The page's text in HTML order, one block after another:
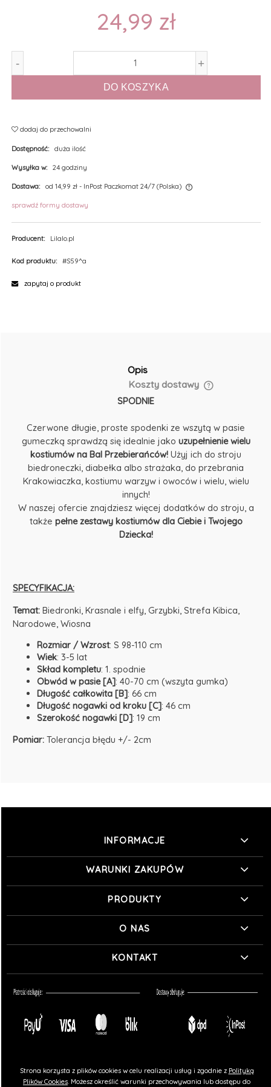
Strona korzysta z plików cookies w celu realizacji usług i zgodnie z Polityką
Plików Cookies . Możesz określić warunki przechowywania lub dostępu do
24,99 zł
- +
DO KOSZYKA
dodaj do przechowalni
Dostępność: duża ilość
Wysyłka w: 24 godziny
Dostawa: od 14,99 zł - InPost Paczkomat 24/7 (Polska)
sprawdź formy dostawy
Producent: Lilalo.pl
Kod produktu: #S59^a
zapytaj o produkt
Opis
Koszty dostawy
SPODNIE
Czerwone długie, proste spodenki ze wszytą w pasie
gumeczką sprawdzą się idealnie jako uzupełnienie wielu
kostiumów na Bal Przebierańców! Użyj ich do stroju
biedroneczki, diabełka albo strażaka, do przebrania
Krakowiaczka, kostiumu warzyw i owoców i wielu, wielu
innych!
W naszej ofercie znajdziesz więcej dodatków do stroju, a
także pełne zestawy kostiumów dla Ciebie i Twojego
Dziecka!
SPECYFIKACJA:
Temat:Biedronki, Krasnale i elfy, Grzybki, Strefa Kibica,
Narodowe, Wiosna
Rozmiar / Wzrost: S 98-110 cm
Wiek: 3-5 lat
Skład kompletu: 1. spodnie
Obwód w pasie [A]: 40-70 cm (wszyta gumka)
Długość całkowita [B]: 66 cm
Długość nogawki od kroku [C]: 46 cm
Szerokość nogawki [D]: 19 cm
Pomiar:Tolerancja błędu +/- 2cm
INFORMACJE
WARUNKI ZAKUPÓW
PRODUKTY
O NAS
KONTAKT